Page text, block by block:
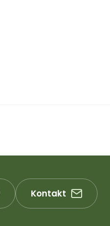
Kontakt